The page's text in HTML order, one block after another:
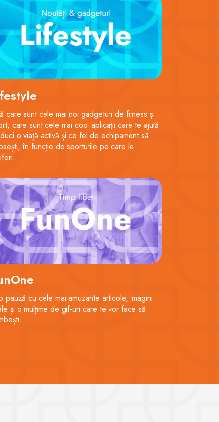
care sunt cele mai noi gadgeturi de fitness și
care sunt cele mai cool aplicații care te ajută
o viață activă și ce fel de echipament să
în funcție de sporturile pe care le
pauză cu cele mai amuzante articole, imagini
și o mulțime de gif-uri care te vor face să